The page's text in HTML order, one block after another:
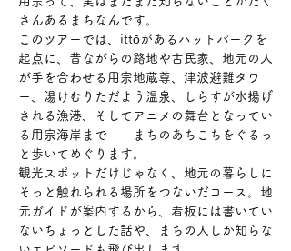
さんあるまちなんです。
このツアーでは、ittōがあるハットパークを
起点に、昔ながらの路地や古民家、地元の人
が手を合わせる用宗地蔵尊、津波避難タワ
ー、湯けむりただよう温泉、しらすが水揚げ
される漁港、そしてアニメの舞台となってい
る用宗海岸まで——まちのあちこちをぐるっ
と歩いてめぐります。
観光スポットだけじゃなく、地元の暮らしに
そっと触れられる場所をつないだコース。地
元ガイドが案内するから、看板には書いてい
ないちょっとした話や、まちの人しか知らな